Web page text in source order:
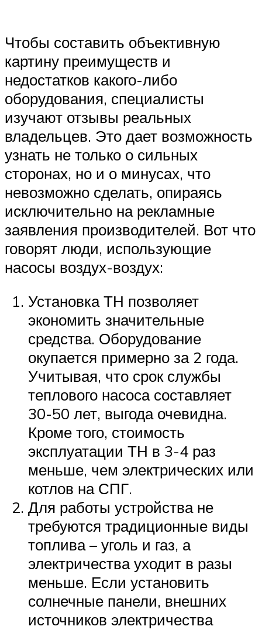
Чтобы составить объективную
картину преимуществ и
недостатков какого-либо
оборудования, специалисты
изучают отзывы реальных
владельцев. Это дает возможность
узнать не только о сильных
сторонах, но и о минусах, что
невозможно сделать, опираясь
исключительно на рекламные
заявления производителей. Вот что
говорят люди, использующие
насосы воздух-воздух:
Установка ТН позволяет
экономить значительные
средства. Оборудование
окупается примерно за 2 года.
Учитывая, что срок службы
теплового насоса составляет
30-50 лет, выгода очевидна.
Кроме того, стоимость
эксплуатации ТН в 3-4 раз
меньше, чем электрических или
котлов на СПГ.
Для работы устройства не
требуются традиционные виды
топлива – уголь и газ, а
электричества уходит в разы
меньше. Если установить
солнечные панели, внешних
источников электричества